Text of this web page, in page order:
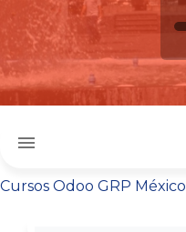
menu
Cursos Odoo GRP México